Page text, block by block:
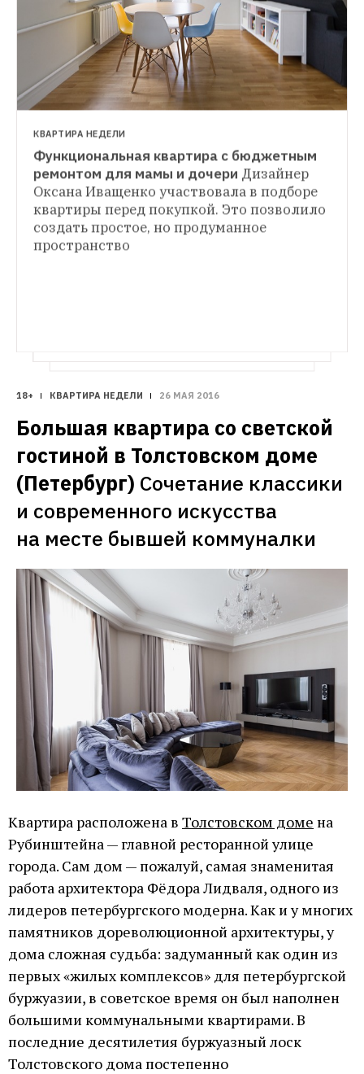
КВАРТИРА НЕДЕЛИ
Неординарная квартира на «Сходненской»
В этой квартире всё сделано не по
правилам. Фантазию дизайнера и
заказчика ничто не ограничивало, и в
КВАРТИРА НЕДЕЛИ
Студия-трансформер для молодой семьи с
Переделанная в студию однокомнатная
квартира в доме на «Бауманской» с
кроватью, висящей в воздухе
КВАРТИРА НЕДЕЛИ
Функциональная квартира с бюджетным
ремонтом для мамы и дочери Дизайнер
Оксана Иващенко участвовала в подборе
квартиры перед покупкой. Это позволило
создать простое, но продуманное
пространство
18+ КВАРТИРА НЕДЕЛИ 26 МАЯ 2016
Большая квартира со светской
гостиной в Толстовском доме
(Петербург) Сочетание классики
и современного искусства
на месте бывшей коммуналки
Квартира расположена в Толстовском доме на
Рубинштейна — главной ресторанной улице
города. Сам дом — пожалуй, самая знаменитая
работа архитектора Фёдора Лидваля, одного из
лидеров петербургского модерна. Как и у многих
памятников дореволюционной архитектуры, у
дома сложная судьба: задуманный как один из
первых «жилых комплексов» для петербургской
буржуазии, в советское время он был наполнен
большими коммунальными квартирами. В
последние десятилетия буржуазный лоск
Толстовского дома постепенно